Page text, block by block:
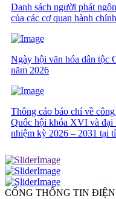
Danh sách người phát
của các cơ quan hành
Ngày hội văn hóa dân tộc
năm 2026
Thông cáo báo chí về
Quốc hội khóa XVI và đại
nhiệm kỳ 2026 – 2031 tại
CỔNG THÔNG TIN